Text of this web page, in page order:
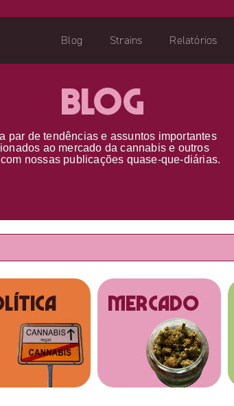
Blog Strains Relatórios
Blog
par detendências e assuntos importantes
ao mercado da cannabis e outros
com nossas publicações quase-que-diárias.
MERCADO